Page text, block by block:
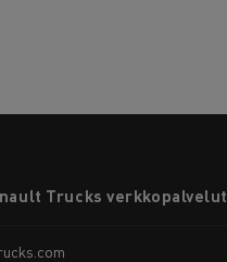
Trucks verkkopalvelut